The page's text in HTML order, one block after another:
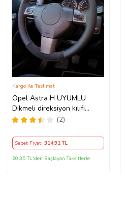
Opel Astra H UYUMLU
Dikmeli direksiyon kılıfı
noktalı alkantra gri yüzüklü (
(2)
Kargo ile Teslimat
Sepet Fiyatı 314,91 TL
60,35 TL'den Başlayan Taksitlerle